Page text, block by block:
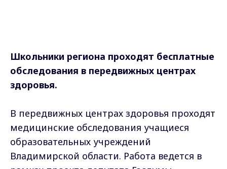
Школьники региона проходят бесплатные
обследования в передвижных центрах
здоровья.
В передвижных центрах здоровья проходят
медицинские обследования учащиеся
образовательных учреждений
Владимирской области. Работа ведется в